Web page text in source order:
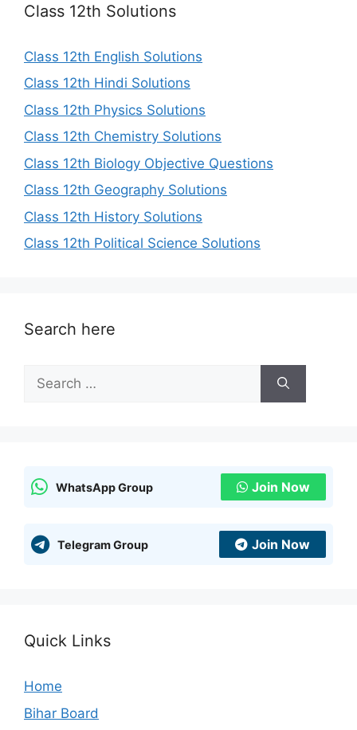
Class 12th Solutions
Class 12th English Solutions
Class 12th Hindi Solutions
Class 12th Physics Solutions
Class 12th Chemistry Solutions
Class 12th Biology Objective Questions
Class 12th Geography Solutions
Class 12th History Solutions
Class 12th Political Science Solutions
Search here
Search
for:
WhatsApp Group Join Now
Telegram Group Join Now
Quick Links
Home
Bihar Board